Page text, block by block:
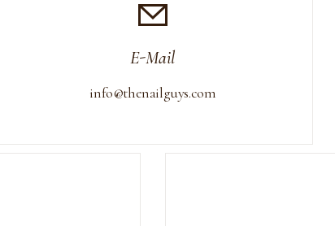
E-Mail
info@thenailguys.com